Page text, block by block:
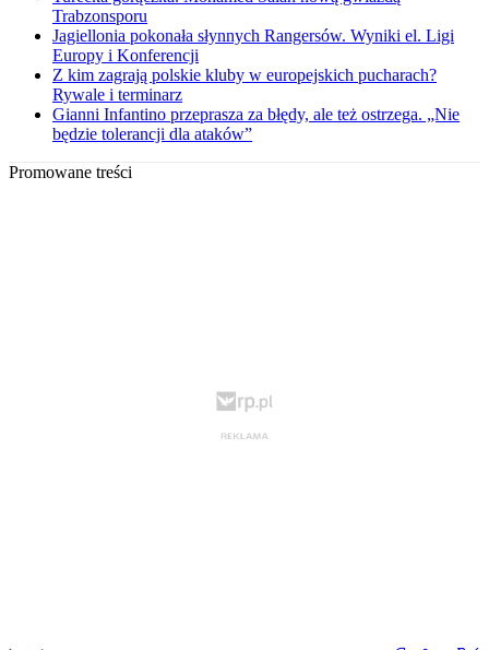
Trabzonsporu
Jagiellonia pokonała słynnych Rangersów. Wyniki el. Ligi
Europy i Konferencji
Z kim zagrają polskie kluby w europejskich pucharach?
Rywale i terminarz
Gianni Infantino przeprasza za błędy, ale też ostrzega. „Nie
będzie tolerancji dla ataków”
Promowane treści